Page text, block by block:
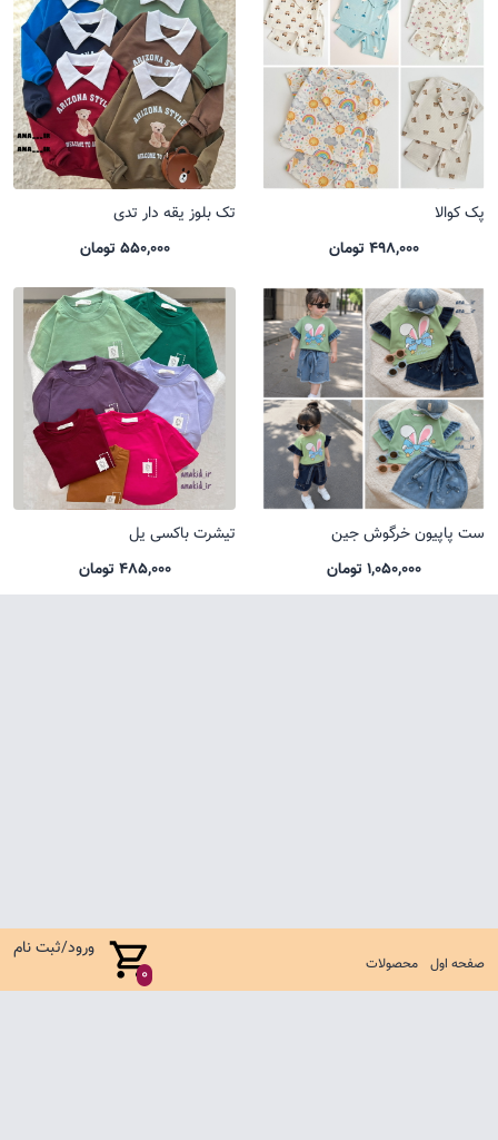
صفحه اول محصولات 0
ورود/ثبت نام
پک کوالا
498,000 تومان
تک بلوز یقه دار تدی
550,000 تومان
ست پاپیون خرگوش جین
1,050,000 تومان
تیشرت باکسی یل
485,000 تومان